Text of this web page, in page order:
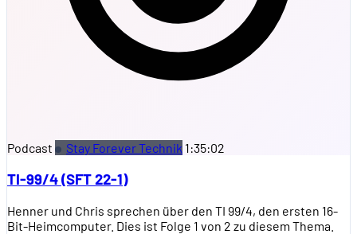
Podcast Stay Forever Technik 1:35:02
TI-99/4 (SFT 22-1)
Henner und Chris sprechen über den TI 99/4, den ersten 16-
Bit-Heimcomputer. Dies ist Folge 1 von 2 zu diesem Thema.